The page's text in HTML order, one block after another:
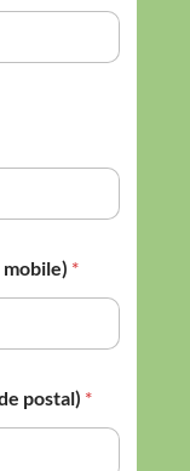
*
postal) *